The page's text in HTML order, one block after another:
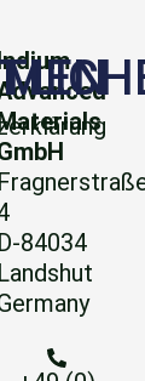
D-84034
Landshut